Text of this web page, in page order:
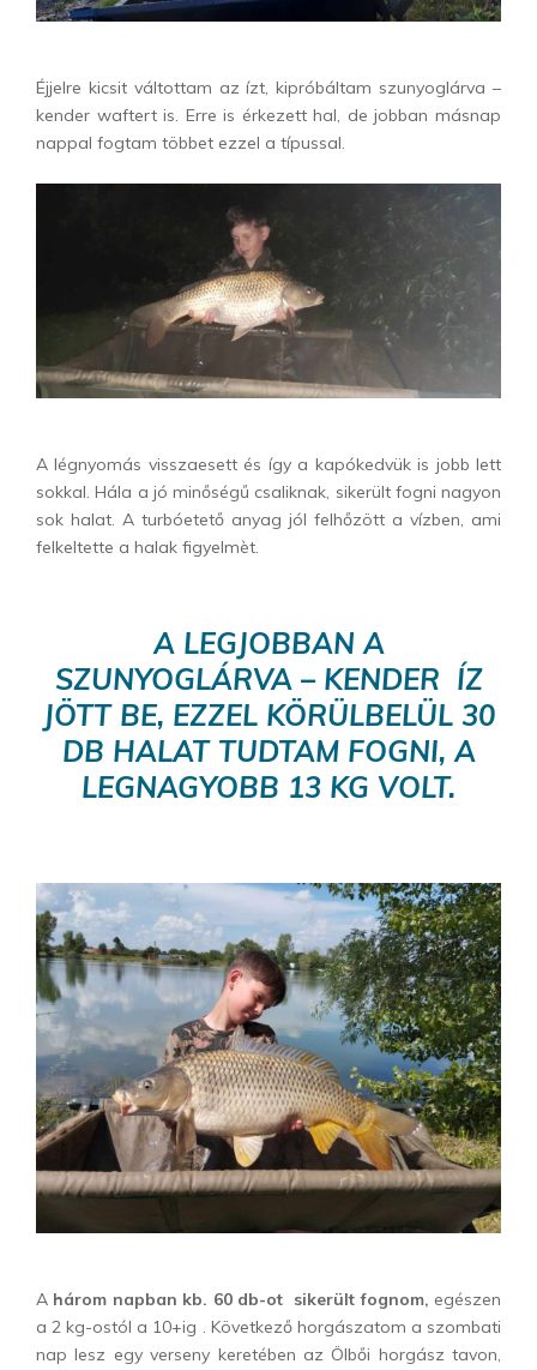
Éjjelre kicsit váltottam az ízt, kipróbáltam szunyoglárva –
kender waftert is. Erre is érkezett hal, de jobban másnap
nappal fogtam többet ezzel a típussal.
A légnyomás visszaesett és így a kapókedvük is jobb lett
sokkal. Hála a jó minőségű csaliknak, sikerült fogni nagyon
sok halat. A turbóetető anyag jól felhőzött a vízben, ami
felkeltette a halak figyelmèt.
A LEGJOBBAN A
SZUNYOGLÁRVA – KENDER ÍZ
JÖTT BE, EZZEL KÖRÜLBELÜL 30
DB HALAT TUDTAM FOGNI, A
LEGNAGYOBB 13 KG VOLT.
A három napban kb. 60 db-ot sikerült fognom, egészen
a 2 kg-ostól a 10+ig . Következő horgászatom a szombati
nap lesz egy verseny keretében az Ölbői horgász tavon,